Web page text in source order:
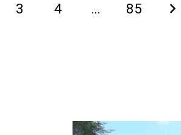
3 4 … 85